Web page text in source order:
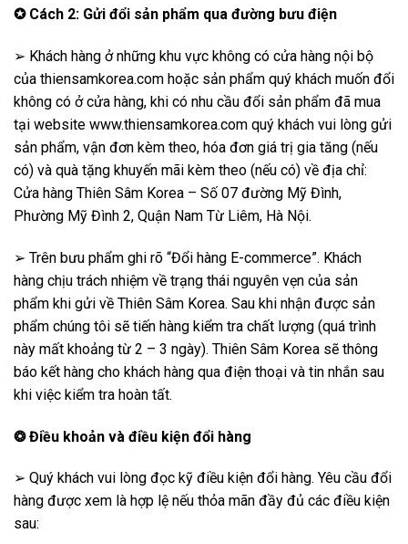
✪Cách 2: Gửi đổi sản phẩm qua đường bưu điện
➢ Khách hàng ở những khu vực không có cửa hàng nội bộ
của thiensamkorea.com hoặc sản phẩm quý khách muốn đổi
không có ở cửa hàng, khi có nhu cầu đổi sản phẩm đã mua
tại website www.thiensamkorea.com quý khách vui lòng gửi
sản phẩm, vận đơn kèm theo, hóa đơn giá trị gia tăng (nếu
có) và quà tặng khuyến mãi kèm theo (nếu có) về địa chỉ:
Cửa hàng Thiên Sâm Korea – Số 07 đường Mỹ Đình,
Phường Mỹ Đình 2, Quận Nam Từ Liêm, Hà Nội.
➢ Trên bưu phẩm ghi rõ “Đổi hàng E-commerce”. Khách
hàng chịu trách nhiệm về trạng thái nguyên vẹn của sản
phẩm khi gửi về Thiên Sâm Korea. Sau khi nhận được sản
phẩm chúng tôi sẽ tiến hàng kiểm tra chất lượng (quá trình
này mất khoảng từ 2 – 3 ngày). Thiên Sâm Korea sẽ thông
báo kết hàng cho khách hàng qua điện thoại và tin nhắn sau
khi việc kiểm tra hoàn tất.
❂Điều khoản và điều kiện đổi hàng
➢ Quý khách vui lòng đọc kỹ điều kiện đổi hàng. Yêu cầu đổi
hàng được xem là hợp lệ nếu thỏa mãn đầy đủ các điều kiện
sau: